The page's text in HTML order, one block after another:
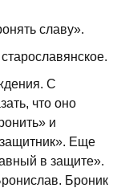
славу».
старославянское.
С
что оно
и
Еще
в защите».
Броник